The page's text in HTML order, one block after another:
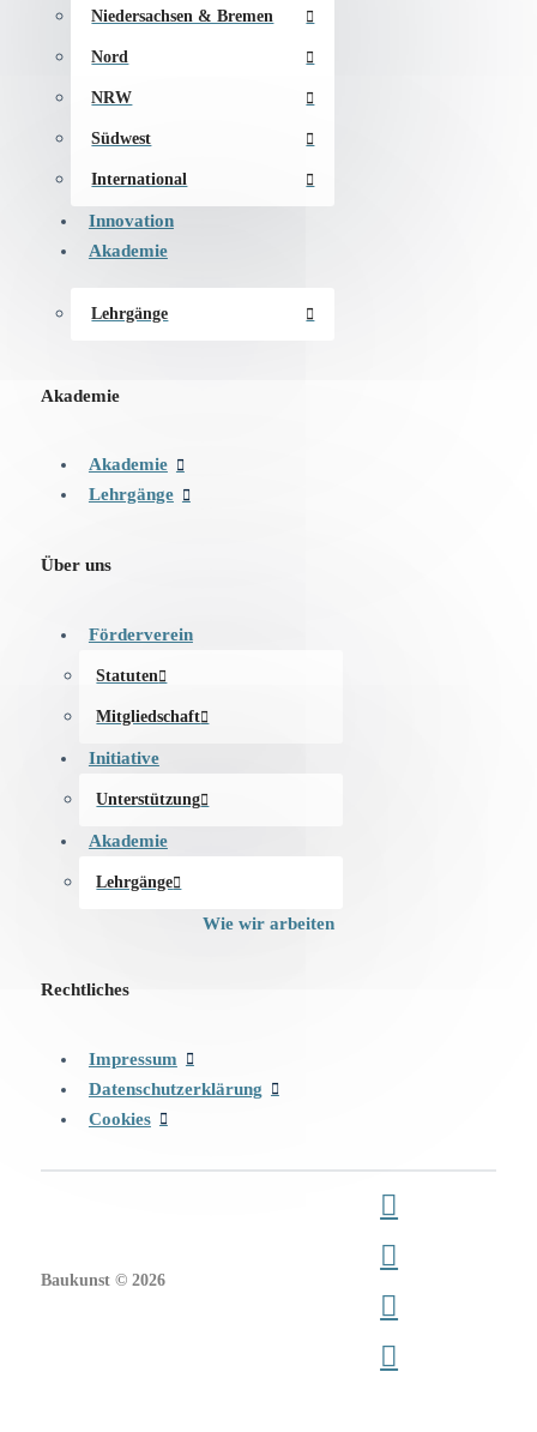
Niedersachsen & Bremen
Nord
NRW
Südwest
International
Innovation
Akademie
Lehrgänge
Akademie
Akademie
Lehrgänge
Über uns
Förderverein
Statuten
Mitgliedschaft
Initiative
Unterstützung
Akademie
Lehrgänge
Wie wir arbeiten
Rechtliches
Impressum
Datenschutzerklärung
Cookies
Baukunst © 2026